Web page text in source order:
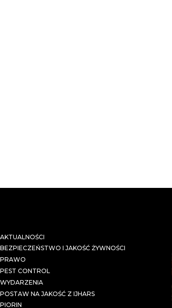
AKTUALNOŚCI
BEZPIECZEŃSTWO I JAKOŚĆ ŻYWNOŚCI
PRAWO
PEST CONTROL
WYDARZENIA
POSTAW NA JAKOŚĆ Z IJHARS
PIORIN